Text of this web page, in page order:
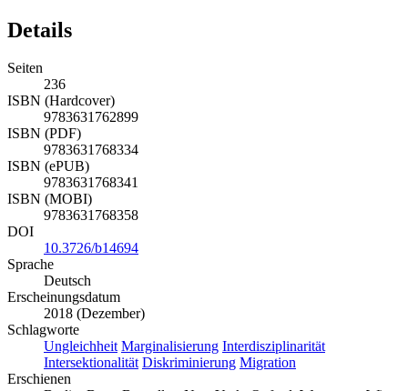
Details
Seiten
236
ISBN (Hardcover)
9783631762899
ISBN (PDF)
9783631768334
ISBN (ePUB)
9783631768341
ISBN (MOBI)
9783631768358
DOI
10.3726/b14694
Sprache
Deutsch
Erscheinungsdatum
2018 (Dezember)
Schlagworte
Ungleichheit Marginalisierung Interdisziplinarität
Intersektionalität Diskriminierung Migration
Erschienen